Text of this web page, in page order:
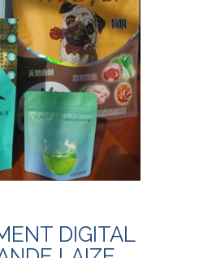
DIGITAL